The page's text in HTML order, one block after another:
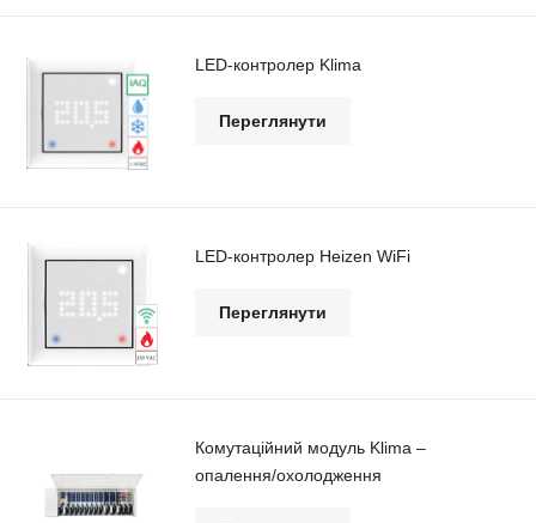
LED-контролер Klima
Переглянути
LED-контролер Heizen WiFi
Переглянути
Комутаційний модуль Klima –
опалення/охолодження